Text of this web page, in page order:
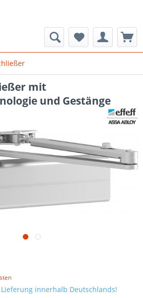
mit
und Gestänge
innerhalb Deutschlands!